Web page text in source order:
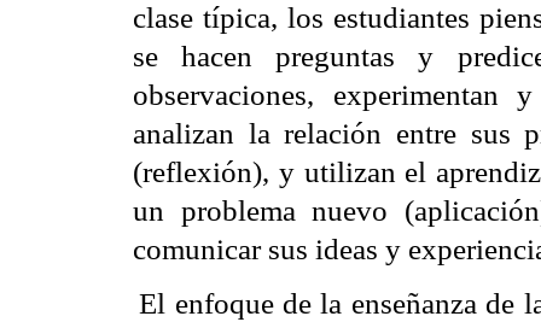
clase típica, los estudiantes
se hacen preguntas y
observaciones, experimentan
analizan la relación entre sus
(reflexión), y utilizan el
un problema nuevo
comunicar sus ideas y
El enfoque de la enseñanza de